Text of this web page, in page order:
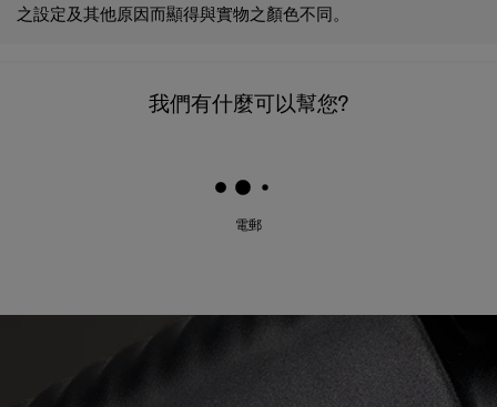
之設定及其他原因而顯得與實物之顏色不同。
我們有什麼可以幫您?
電郵